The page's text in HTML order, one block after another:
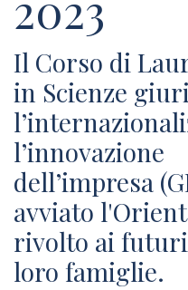
Il Corso di
in Scienze
l’innovazione
dell’impresa
avviato
rivolto ai
loro famiglie.